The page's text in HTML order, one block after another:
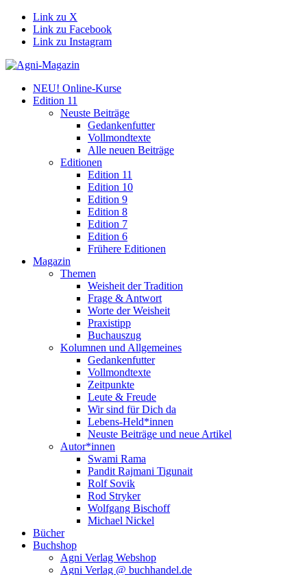
Link zu X
Link zu Facebook
Link zu Instagram
NEU! Online-Kurse
Edition 11
Neuste Beiträge
Gedankenfutter
Vollmondtexte
Alle neuen Beiträge
Editionen
Edition 11
Edition 10
Edition 9
Edition 8
Edition 7
Edition 6
Frühere Editionen
Magazin
Themen
Weisheit der Tradition
Frage & Antwort
Worte der Weisheit
Praxistipp
Buchauszug
Kolumnen und Allgemeines
Gedankenfutter
Vollmondtexte
Zeitpunkte
Leute & Freude
Wir sind für Dich da
Lebens-Held*innen
Neuste Beiträge und neue Artikel
Autor*innen
Swami Rama
Pandit Rajmani Tigunait
Rolf Sovik
Rod Stryker
Wolfgang Bischoff
Michael Nickel
Bücher
Buchshop
Agni Verlag Webshop
Agni Verlag @ buchhandel.de